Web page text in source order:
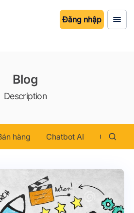
Đăng nhập
Blog
Description
hàng Chatbot AI Chăm